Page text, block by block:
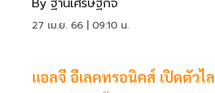
27 เม.ย. 66 | 09:10 น.
แอลจี อีเลคทรอนิคส์ เปิดตัว